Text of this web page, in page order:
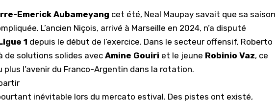
Emerick Aubameyang cet été, Neal Maupay savait que sa saison
L’ancien Niçois, arrivé à Marseille en 2024, n’a disputé
1 depuis le début de l’exercice. Dans le secteur offensif, Roberto
de solutions solides avecAmine Gouiri et le jeune Robinio Vaz, ce
plus l’avenir du Franco-Argentin dans la rotation.
inévitable lors du mercato estival. Des pistes ont existé,